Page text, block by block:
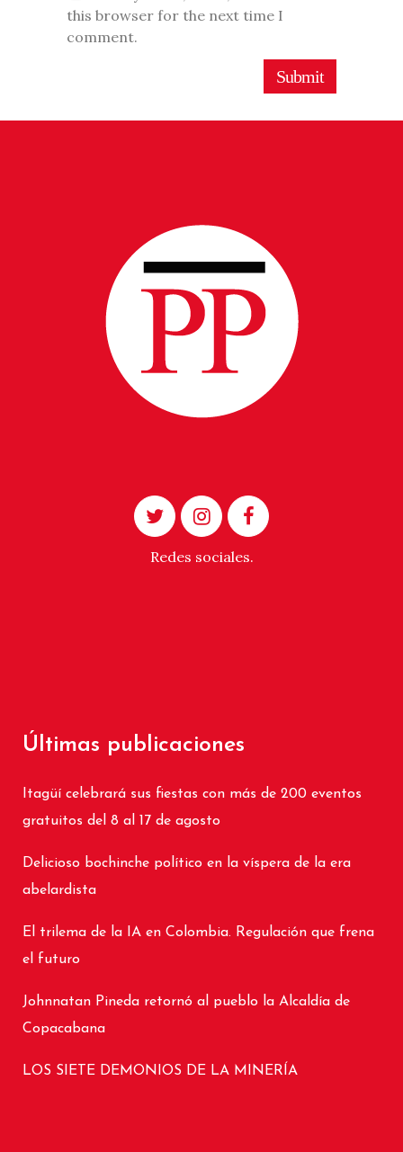
this browser for the next time I
comment.
Redes sociales.
Últimas publicaciones
Itagüí celebrará sus fiestas con más de 200 eventos
gratuitos del 8 al 17 de agosto
Delicioso bochinche político en la víspera de la era
abelardista
El trilema de la IA en Colombia. Regulación que frena
el futuro
Johnnatan Pineda retornó al pueblo la Alcaldía de
Copacabana
LOS SIETE DEMONIOS DE LA MINERÍA